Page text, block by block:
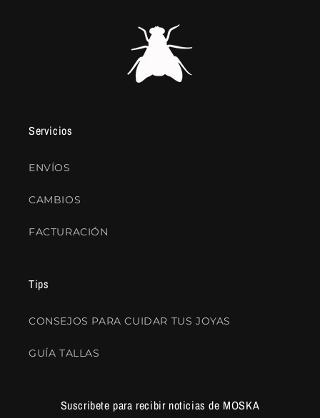
Servicios
ENVÍOS
CAMBIOS
FACTURACIÓN
Tips
CONSEJOS PARA CUIDAR TUS JOYAS
GUÍA TALLAS
Suscribete para recibir noticias de MOSKA